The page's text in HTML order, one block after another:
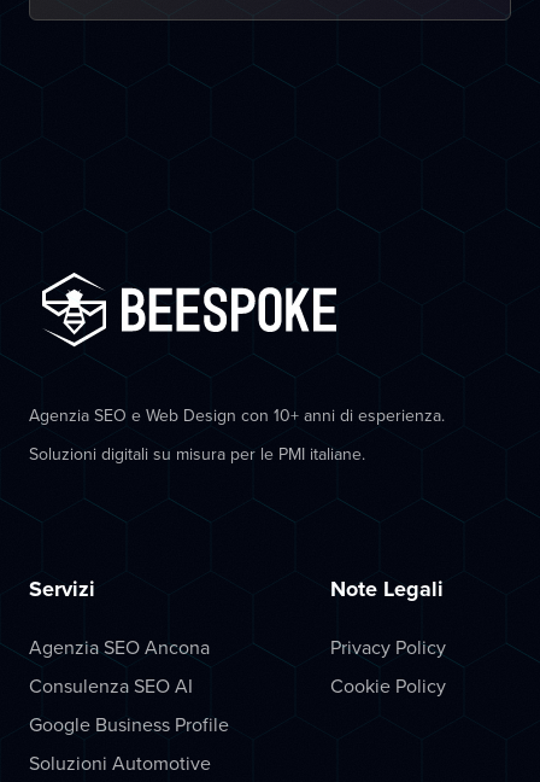
Agenzia SEO e Web Design con 10+ anni di esperienza.
Soluzioni digitali su misura per le PMI italiane.
Servizi
Agenzia SEO Ancona
Consulenza SEO AI
Google Business Profile
Soluzioni Automotive
Note Legali
Privacy Policy
Cookie Policy